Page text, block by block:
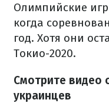
Олимпийские
когда
год. Хотя они
Токио-2020.
Смотрите видео
украинцев